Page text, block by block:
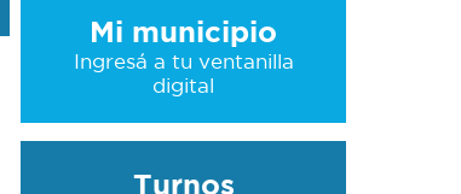
Mi municipio
Ingresá a tu ventanilla
digital
Turnos